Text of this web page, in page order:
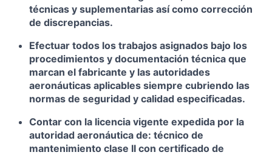
técnicas y suplementarias así como corrección
de discrepancias.
Efectuar todos los trabajos asignados bajo los
procedimientos y documentación técnica que
marcan el fabricante y las autoridades
aeronáuticas aplicables siempre cubriendo las
normas de seguridad y calidad especificadas.
Contar con la licencia vigente expedida por la
autoridad aeronáutica de: técnico de
mantenimiento clase II con certificado de